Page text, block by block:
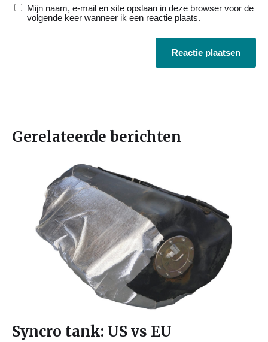
Mijn naam, e-mail en site opslaan in deze browser voor de
volgende keer wanneer ik een reactie plaats.
Gerelateerde berichten
Syncro tank: US vs EU